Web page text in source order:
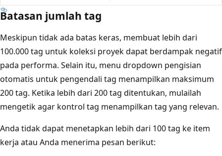
Batasan jumlah tag
Meskipun tidak ada batas keras, membuat lebih dari
100.000 tag untuk koleksi proyek dapat berdampak negatif
pada performa. Selain itu, menu dropdown pengisian
otomatis untuk pengendali tag menampilkan maksimum
200 tag. Ketika lebih dari 200 tag ditentukan, mulailah
mengetik agar kontrol tag menampilkan tag yang relevan.
Anda tidak dapat menetapkan lebih dari 100 tag ke item
kerja atau Anda menerima pesan berikut: